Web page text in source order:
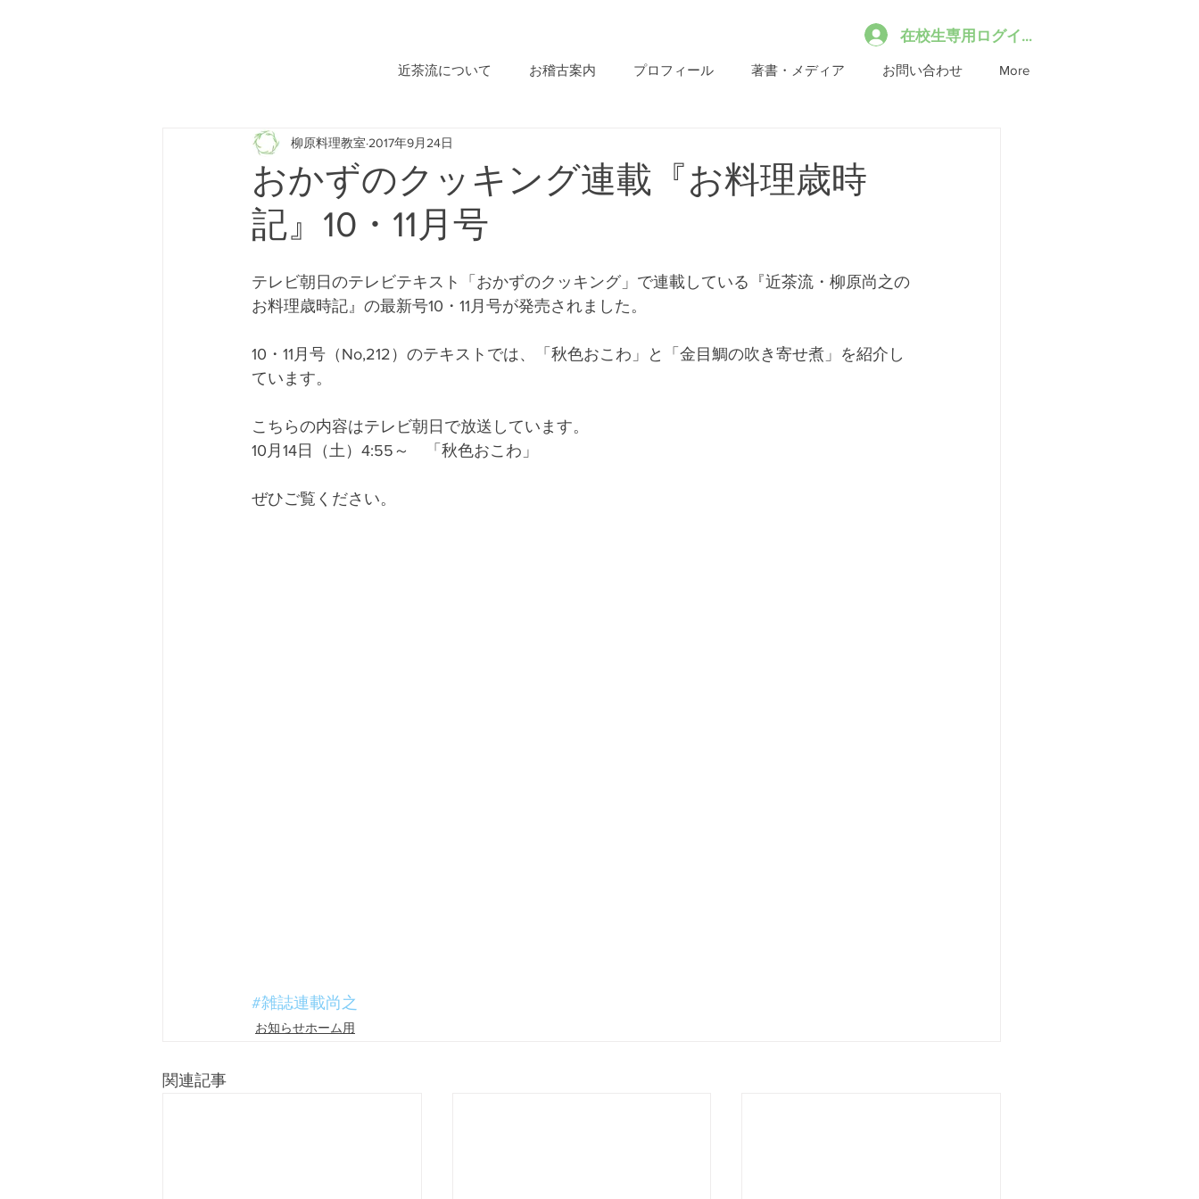
近茶流について お稽古案内 プロフィール 著書・メディア お問い合わせ More
在校生専用ログイン
おかずのクッキング連載『お料理歳時
記』10・11月号
柳原料理教室 2017年9月24日
テレビ朝日のテレビテキスト「おかずのクッキング」で連載している『近茶流・柳原尚之の
お料理歳時記』の最新号10・11月号が発売されました。
10・11月号（No,212）のテキストでは、「秋色おこわ」と「金目鯛の吹き寄せ煮」を紹介し
ています。
こちらの内容はテレビ朝日で放送しています。
10月14日（土）4:55～　「秋色おこわ」
ぜひご覧ください。
#雑誌連載尚之
お知らせホーム用
関連記事